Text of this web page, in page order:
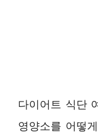
다이어트 식단
영양소를 어떻